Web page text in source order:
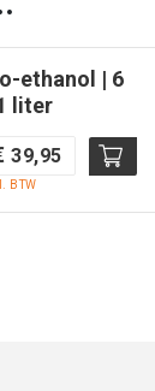
ethanol | 6
liter
39,95
BTW